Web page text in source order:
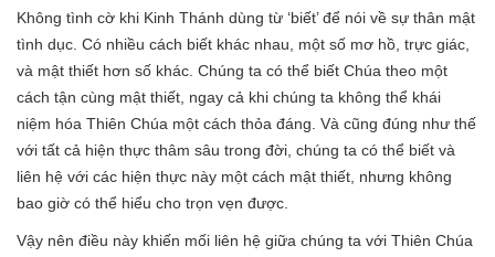
Không tình cờ khi Kinh Thánh dùng từ ‘biết’ để nói về sự thân mật
tình dục. Có nhiều cách biết khác nhau, một số mơ hồ, trực giác,
và mật thiết hơn số khác. Chúng ta có thể biết Chúa theo một
cách tận cùng mật thiết, ngay cả khi chúng ta không thể khái
niệm hóa Thiên Chúa một cách thỏa đáng. Và cũng đúng như thế
với tất cả hiện thực thâm sâu trong đời, chúng ta có thể biết và
liên hệ với các hiện thực này một cách mật thiết, nhưng không
bao giờ có thể hiểu cho trọn vẹn được.
Vậy nên điều này khiến mối liên hệ giữa chúng ta với Thiên Chúa